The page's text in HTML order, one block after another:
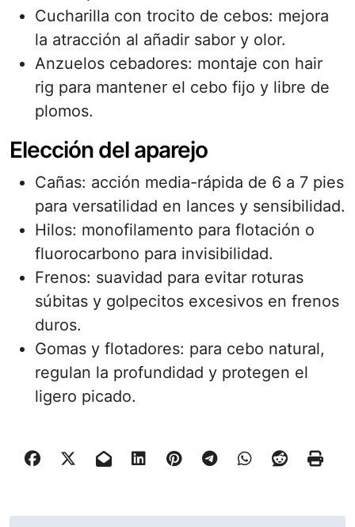
Cucharilla con trocito de cebos: mejora
la atracción al añadir sabor y olor.
Anzuelos cebadores: montaje con hair
rig para mantener el cebo fijo y libre de
plomos.
Elección del aparejo
Cañas: acción media-rápida de 6 a 7 pies
para versatilidad en lances y sensibilidad.
Hilos: monofilamento para flotación o
fluorocarbono para invisibilidad.
Frenos: suavidad para evitar roturas
súbitas y golpecitos excesivos en frenos
duros.
Gomas y flotadores: para cebo natural,
regulan la profundidad y protegen el
ligero picado.